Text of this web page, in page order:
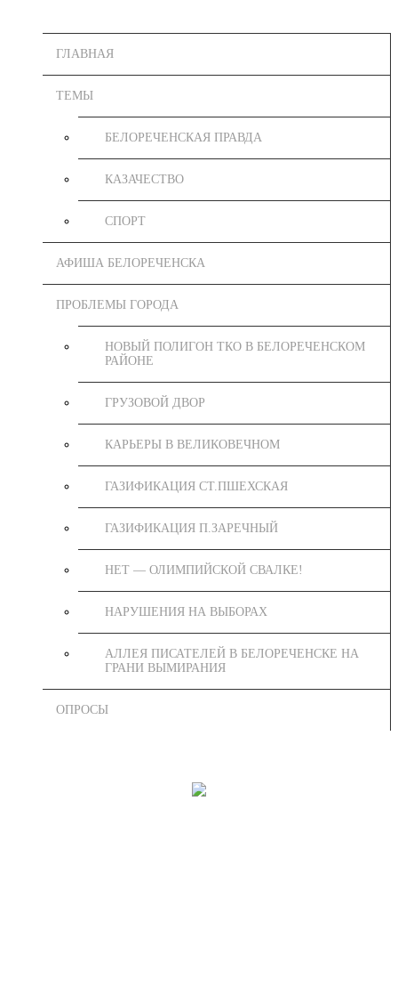
ГЛАВНАЯ
ТЕМЫ
БЕЛОРЕЧЕНСКАЯ ПРАВДА
КАЗАЧЕСТВО
СПОРТ
АФИША БЕЛОРЕЧЕНСКА
ПРОБЛЕМЫ ГОРОДА
НОВЫЙ ПОЛИГОН ТКО В БЕЛОРЕЧЕНСКОМ
РАЙОНЕ
ГРУЗОВОЙ ДВОР
КАРЬЕРЫ В ВЕЛИКОВЕЧНОМ
ГАЗИФИКАЦИЯ СТ.ПШЕХСКАЯ
ГАЗИФИКАЦИЯ П.ЗАРЕЧНЫЙ
НЕТ — ОЛИМПИЙСКОЙ СВАЛКЕ!
НАРУШЕНИЯ НА ВЫБОРАХ
АЛЛЕЯ ПИСАТЕЛЕЙ В БЕЛОРЕЧЕНСКЕ НА
ГРАНИ ВЫМИРАНИЯ
ОПРОСЫ